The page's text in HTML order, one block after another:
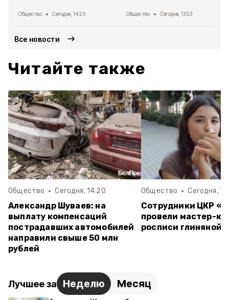
Общество Сегодня, 14:20 Общество Сегодня, 13:53
Все новости
Читайте также
Общество Сегодня, 14:20
Александр Шуваев: на
выплату компенсаций
пострадавших автомобилей
направили свыше 50 млн
рублей
Общество Сегодня,
Сотрудники ЦКР
провели мастер-
росписи глиняной
Лучшее за Неделю Месяц